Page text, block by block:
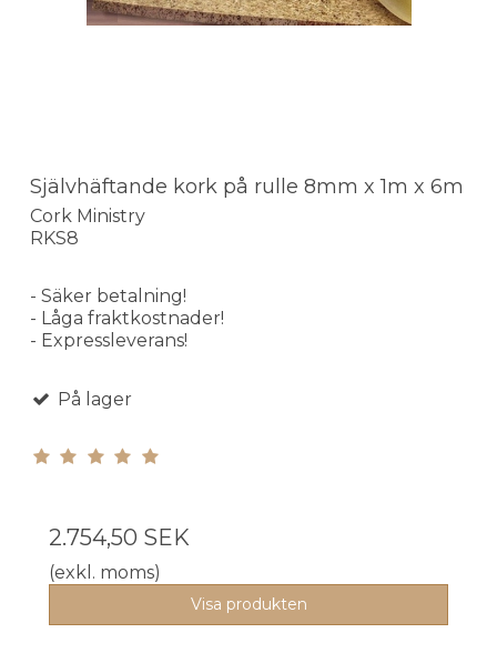
Självhäftande kork på rulle 8mm x 1m x 6m
Cork Ministry
RKS8
- Säker betalning!
- Låga fraktkostnader!
- Expressleverans!
På lager
2.754,50 SEK
(exkl. moms)
Visa produkten